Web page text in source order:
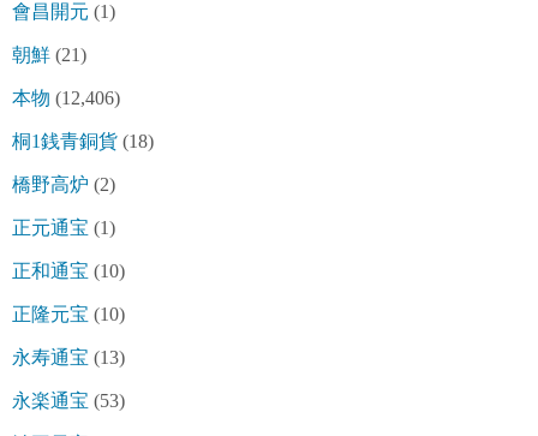
會昌開元 (1)
朝鮮 (21)
本物 (12,406)
桐1銭青銅貨 (18)
橋野高炉 (2)
正元通宝 (1)
正和通宝 (10)
正隆元宝 (10)
永寿通宝 (13)
永楽通宝 (53)